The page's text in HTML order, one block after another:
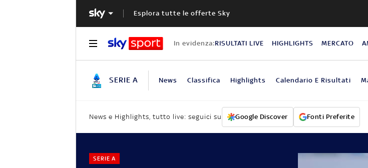
Esplora tutte le offerte Sky
In evidenza:RISULTATI LIVE HIGHLIGHTS MERCATO
SERIE A News Classifica Highlights Calendario E Risultati
News e Highlights, tutto live: seguici su Google Discover Fonti Preferite
SERIE A